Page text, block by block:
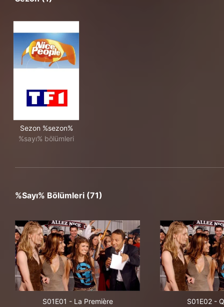
Sezon %sezon%
%sayı% bölümleri
%sayı% Bölümleri (71)
S01E01 - La Première
S01E02-